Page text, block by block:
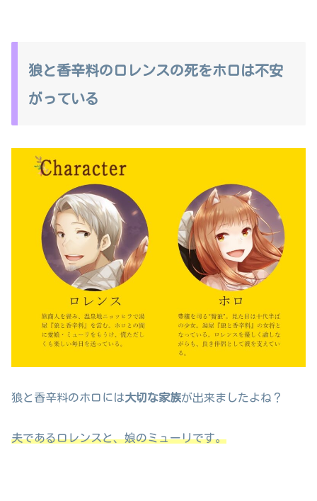
狼と香辛料のロレンスの死をホロは不安
がっている
狼と香辛料のホロには大切な家族が出来ましたよね？
夫であるロレンスと、娘のミューリです。